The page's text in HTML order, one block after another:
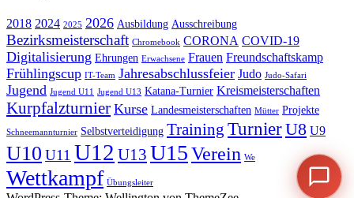
2018 2024 2025 2026 Ausbildung Ausschreibung
Bezirksmeisterschaft Chromebook CORONA COVID-19
Digitalisierung Ehrungen Erwachsene Frauen Freundschaftskamp
Frühlingscup IT-Team Jahresabschlussfeier Judo Judo-Safari
Jugend Jugend U11 Jugend U13 Katana-Turnier Kreismeisterschaften
Kurpfalzturnier Kurse Landesmeisterschaften Mütter Projekte
Schneemannturnier Selbstverteidigung Training TurnierU8 U9
U10 U11 U12 U13 U15Verein We
Wettkampf Übungsleiter